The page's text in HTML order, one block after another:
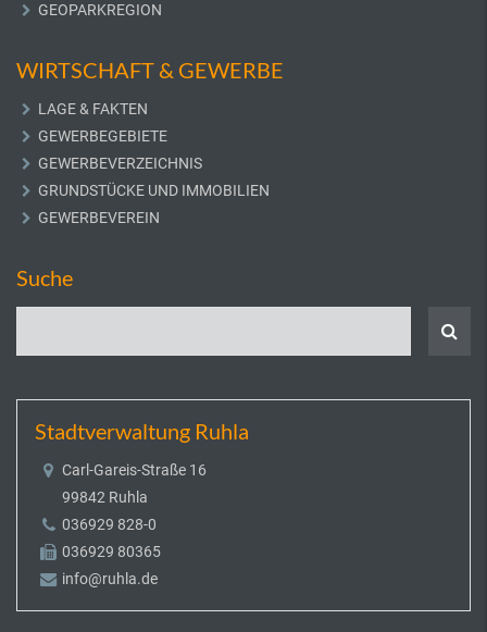
GEOPARKREGION
WIRTSCHAFT & GEWERBE
LAGE & FAKTEN
GEWERBEGEBIETE
GEWERBEVERZEICHNIS
GRUNDSTÜCKE UND IMMOBILIEN
GEWERBEVEREIN
Suche
Stadtverwaltung Ruhla
Carl-Gareis-Straße 16
99842 Ruhla
036929 828-0
036929 80365
info@ruhla.de